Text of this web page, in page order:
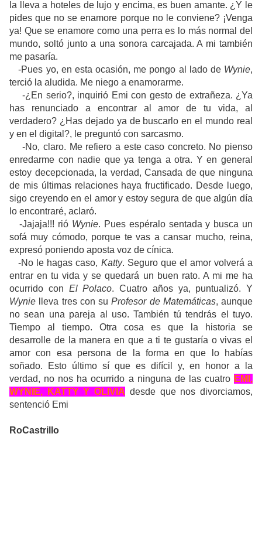
la lleva a hoteles de lujo y encima, es buen amante. ¿Y le
pides que no se enamore porque no le conviene? ¡Venga
ya! Que se enamore como una perra es lo más normal del
mundo, soltó junto a una sonora carcajada. A mi también
me pasaría.
-Pues yo, en esta ocasión, me pongo al lado de Wynie,
terció la aludida. Me niego a enamorarme.
-¿En serio?, inquirió Emi con gesto de extrañeza. ¿Ya
has renunciado a encontrar al amor de tu vida, al
verdadero? ¿Has dejado ya de buscarlo en el mundo real
y en el digital?, le preguntó con sarcasmo.
-No, claro. Me refiero a este caso concreto. No pienso
enredarme con nadie que ya tenga a otra. Y en general
estoy decepcionada, la verdad, Cansada de que ninguna
de mis últimas relaciones haya fructificado. Desde luego,
sigo creyendo en el amor y estoy segura de que algún día
lo encontraré, aclaró.
-Jajaja!!! rió Wynie. Pues espéralo sentada y busca un
sofá muy cómodo, porque te vas a cansar mucho, reina,
expresó poniendo aposta voz de cínica.
-No le hagas caso, Katty. Seguro que el amor volverá a
entrar en tu vida y se quedará un buen rato. A mi me ha
ocurrido con El Polaco. Cuatro años ya, puntualizó. Y
Wynie lleva tres con suProfesor de Matemáticas, aunque
no sean una pareja al uso. También tú tendrás el tuyo.
Tiempo al tiempo. Otra cosa es que la historia se
desarrolle de la manera en que a ti te gustaría o vivas el
amor con esa persona de la forma en que lo habías
soñado. Esto último sí que es difícil y, en honor a la
verdad, no nos ha ocurrido a ninguna de las cuatro EMI,
WYNIE, KATTY Y OLIVIA desde que nos divorciamos,
sentenció Emi
RoCastrillo